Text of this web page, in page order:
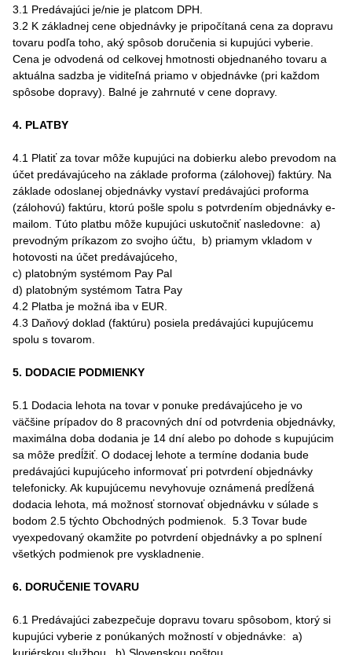
3.1 Predávajúci je/nie je platcom DPH.
3.2 K základnej cene objednávky je pripočítaná cena za dopravu
tovaru podľa toho, aký spôsob doručenia si kupujúci vyberie.
Cena je odvodená od celkovej hmotnosti objednaného tovaru a
aktuálna sadzba je viditeľná priamo v objednávke (pri každom
spôsobe dopravy). Balné je zahrnuté v cene dopravy.
4. PLATBY
4.1 Platiť za tovar môže kupujúci na dobierku alebo prevodom na
účet predávajúceho na základe proforma (zálohovej) faktúry. Na
základe odoslanej objednávky vystaví predávajúci proforma
(zálohovú) faktúru, ktorú pošle spolu s potvrdením objednávky e-
mailom. Túto platbu môže kupujúci uskutočniť nasledovne: a)
prevodným príkazom zo svojho účtu, b) priamym vkladom v
hotovosti na účet predávajúceho,
c) platobným systémom Pay Pal
d) platobným systémom Tatra Pay
4.2 Platba je možná iba v EUR.
4.3 Daňový doklad (faktúru) posiela predávajúci kupujúcemu
spolu s tovarom.
5. DODACIE PODMIENKY
5.1 Dodacia lehota na tovar v ponuke predávajúceho je vo
väčšine prípadov do 8 pracovných dní od potvrdenia objednávky,
maximálna doba dodania je 14 dní alebo po dohode s kupujúcim
sa môže predĺžiť. O dodacej lehote a termíne dodania bude
predávajúci kupujúceho informovať pri potvrdení objednávky
telefonicky. Ak kupujúcemu nevyhovuje oznámená predĺžená
dodacia lehota, má možnosť stornovať objednávku v súlade s
bodom 2.5 týchto Obchodných podmienok. 5.3 Tovar bude
vyexpedovaný okamžite po potvrdení objednávky a po splnení
všetkých podmienok pre vyskladnenie.
6. DORUČENIE TOVARU
6.1 Predávajúci zabezpečuje dopravu tovaru spôsobom, ktorý si
kupujúci vyberie z ponúkaných možností v objednávke: a)